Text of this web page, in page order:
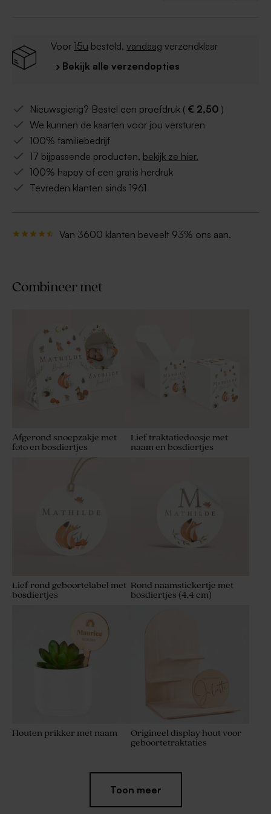
Voor 15u besteld, vandaag verzendklaar
› Bekijk alle verzendopties
Nieuwsgierig? Bestel een proefdruk ( € 2,50 )
We kunnen de kaarten voor jou versturen
100% familiebedrijf
17 bijpassende producten, bekijk ze hier.
100% happy of een gratis herdruk
Tevreden klanten sinds 1961
Van 3600 klanten beveelt 93% ons aan.
Combineer met
Afgerond snoepzakje met
foto en bosdiertjes
Lief traktatiedoosje met
naam en bosdiertjes
Lief rond geboortelabel met
bosdiertjes
Rond naamstickertje met
bosdiertjes (4,4 cm)
Houten prikker met naam
Origineel display hout voor
geboortetraktaties
Toon meer